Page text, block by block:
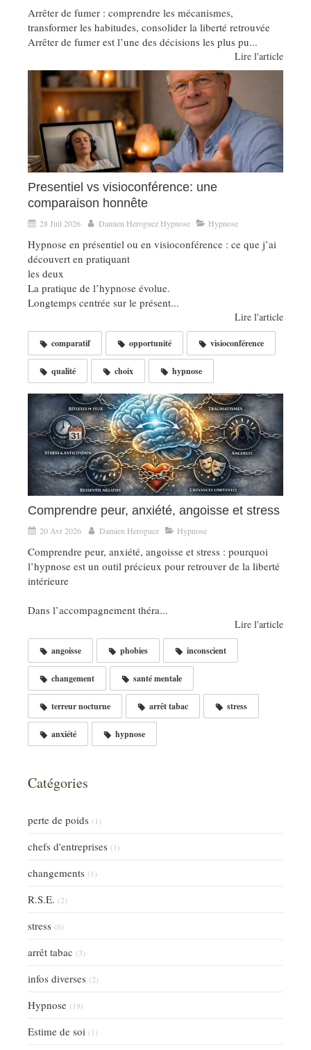
Arrêter de fumer : comprendre les mécanismes,
transformer les habitudes, consolider la liberté retrouvée
Arrêter de fumer est l’une des décisions les plus pu...
Lire l'article
Presentiel vs visioconférence: une
comparaison honnête
28 Juil 2026 Damien Heroguez Hypnose Hypnose
Hypnose en présentiel ou en visioconférence : ce que j’ai
découvert en pratiquant
les deux
La pratique de l’hypnose évolue.
Longtemps centrée sur le présent...
Lire l'article
comparatif opportunité visioconférence
qualité choix hypnose
Comprendre peur, anxiété, angoisse et stress
20 Avr 2026 Damien Heroguez Hypnose
Comprendre peur, anxiété, angoisse et stress : pourquoi
l’hypnose est un outil précieux pour retrouver de la liberté
intérieure
Dans l’accompagnement théra...
Lire l'article
angoisse phobies inconscient
changement santé mentale
terreur nocturne arrêt tabac stress
anxiété hypnose
Catégories
perte de poids (1)
chefs d'entreprises (1)
changements (1)
R.S.E. (2)
stress (6)
arrêt tabac (3)
infos diverses (2)
Hypnose (19)
Estime de soi (1)